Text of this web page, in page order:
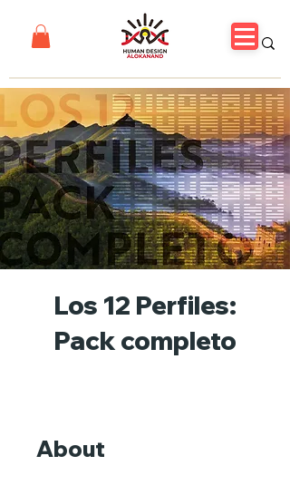
Los 12 Perfiles:
Pack completo
About